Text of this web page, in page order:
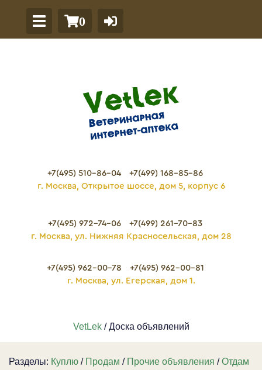
0
+7(495) 510-86-04
+7(499) 168-85-86
г. Москва, Открытое шоссе, дом 5, корпус 6
+7(495) 972-74-06
+7(499) 261-70-83
г. Москва, ул. Нижняя Красносельская, дом 28
+7(495) 962-00-78
+7(495) 962-00-81
г. Москва, ул. Егерская, дом 1.
VetLek/ Доска объявлений
Разделы: Куплю / Продам / Прочие объявления /Отдам